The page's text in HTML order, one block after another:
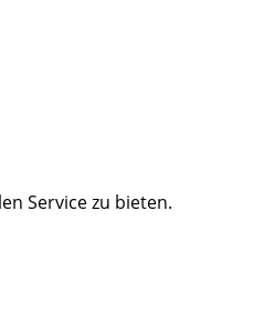
Service zu bieten.